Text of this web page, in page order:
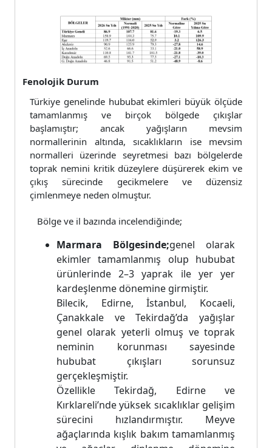
Fenolojik Durum
Türkiye genelinde hububat ekimleri büyük ölçüde
tamamlanmış ve birçok bölgede çıkışlar
başlamıştır; ancak yağışların mevsim
normallerinin altında, sıcaklıkların ise mevsim
normalleri üzerinde seyretmesi bazı bölgelerde
toprak nemini kritik düzeylere düşürerek ekim ve
çıkış sürecinde gecikmelere ve düzensiz
çimlenmeye neden olmuştur.
Bölge ve il bazında incelendiğinde;
Marmara Bölgesinde;genel olarak
ekimler tamamlanmış olup hububat
ürünlerinde 2–3 yaprak ile yer yer
kardeşlenme dönemine girmiştir.
Bilecik, Edirne, İstanbul, Kocaeli,
Çanakkale ve Tekirdağ’da yağışlar
genel olarak yeterli olmuş ve toprak
neminin korunması sayesinde
hububat çıkışları sorunsuz
gerçekleşmiştir.
Özellikle Tekirdağ, Edirne ve
Kırklareli’nde yüksek sıcaklıklar gelişim
sürecini hızlandırmıştır. Meyve
ağaçlarında kışlık bakım tamamlanmış